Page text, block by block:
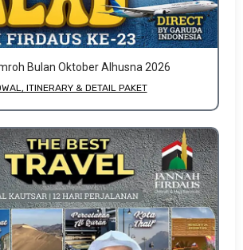
Bulan Oktober Alhusna 2026
ITINERARY & DETAIL PAKET